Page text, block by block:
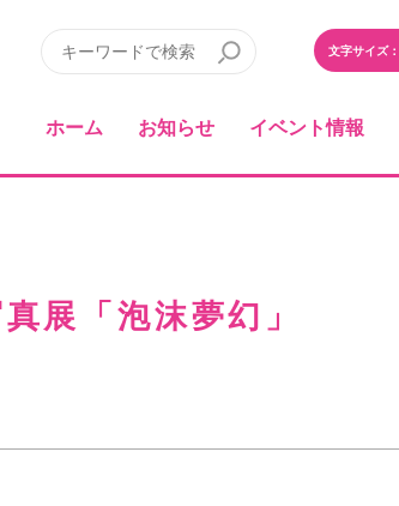
文字サイズ：
ホーム お知らせ イベント情報
「泡沫夢幻」